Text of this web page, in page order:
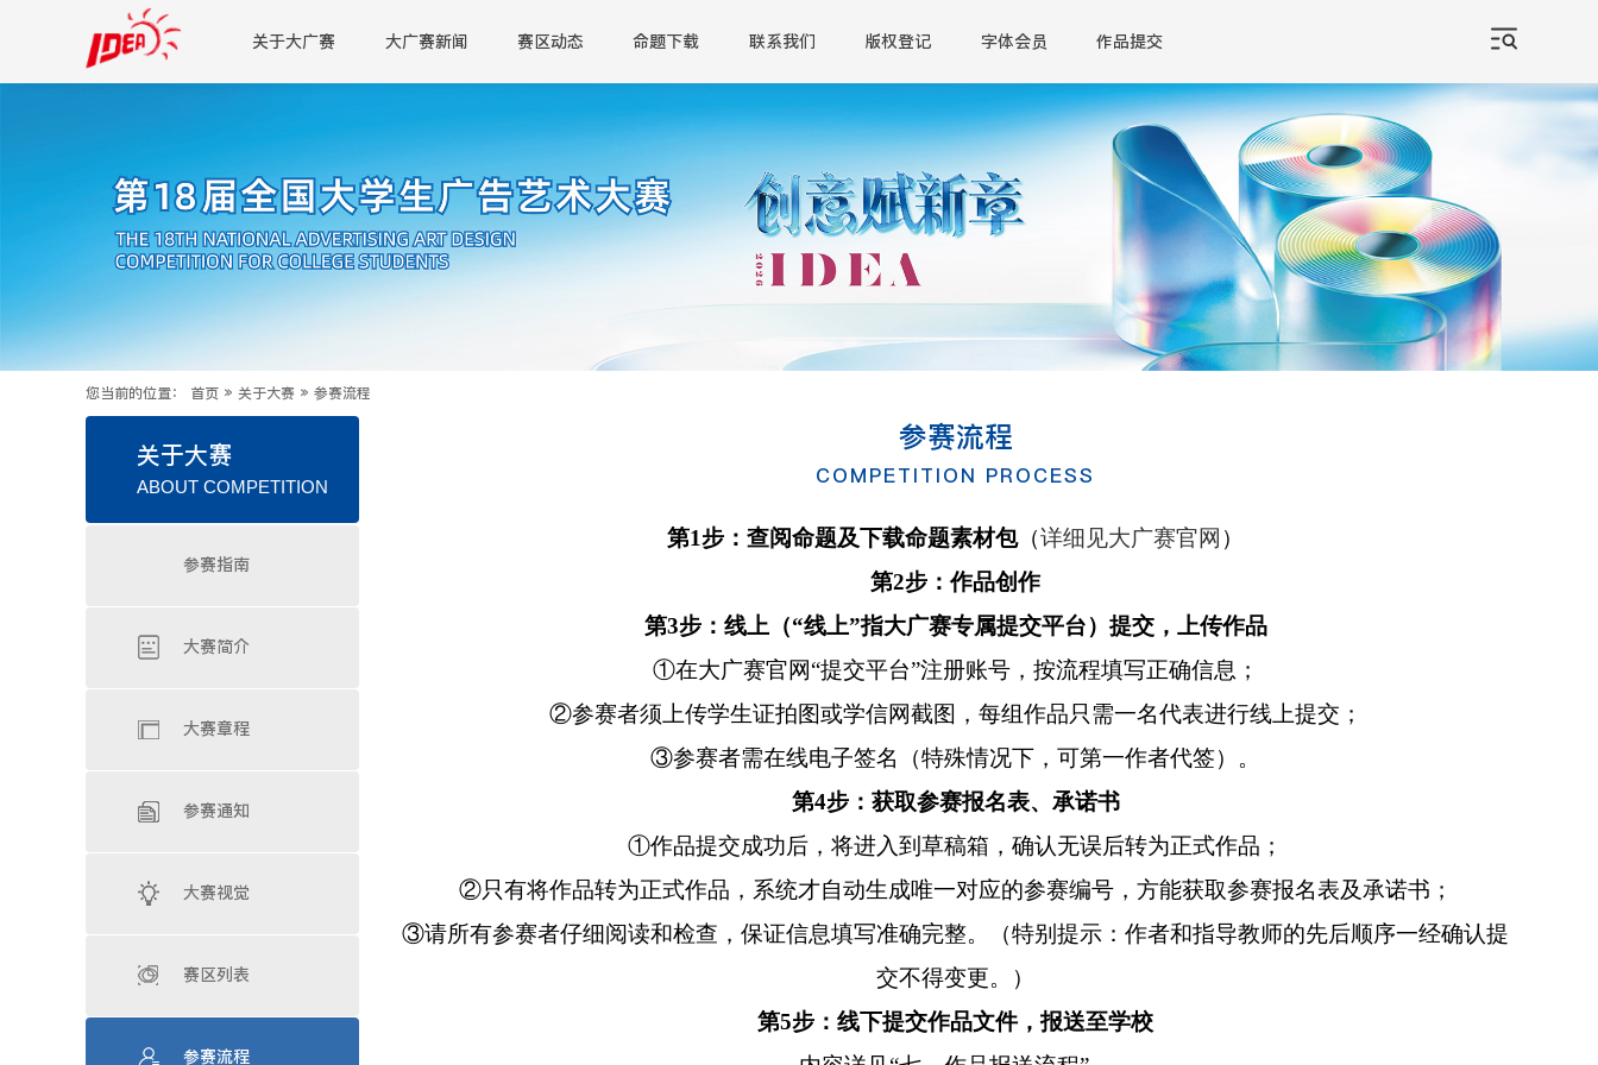
关于大广赛 大广赛新闻 赛区动态 命题下载 联系我们 版权登记 字体会员 作品提交
您当前的位置： 首页 » 关于大赛 » 参赛流程
关于大赛
ABOUT COMPETITION
参赛指南
大赛简介
大赛章程
参赛通知
大赛视觉
赛区列表
参赛流程
参赛流程
COMPETITION PROCESS
第1步：查阅命题及下载命题素材包（详细见大广赛官网 ）
第2步：作品创作
第3步：线上（“线上”指大广赛专属提交平台）提交，上传作品
①在大广赛官网“提交平台”注册账号，按流程填写正确信息；
②参赛者须上传学生证拍图或学信网截图，每组作品只需一名代表进行线上提交；
③参赛者需在线电子签名（特殊情况下，可第一作者代签）。
第4步：获取参赛报名表、承诺书
①作品提交成功后，将进入到草稿箱，确认无误后转为正式作品；
②只有将作品转为正式作品，系统才自动生成唯一对应的参赛编号，方能获取参赛报名表及承诺书；
③请所有参赛者仔细阅读和检查，保证信息填写准确完整。（特别提示：作者和指导教师的先后顺序一经确认提
交不得变更。）
第5步：线下提交作品文件，报送至学校